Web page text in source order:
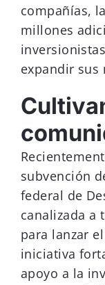
compañías,
millones
expandir sus
subvención
federal de
canalizada a
para lanzar
iniciativa
apoyo a la